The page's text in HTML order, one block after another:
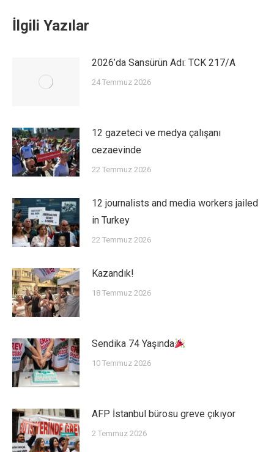
İlgili Yazılar
2026’da Sansürün Adı: TCK 217/A
24 Temmuz 2026
12 gazeteci ve medya çalışanı
cezaevinde
22 Temmuz 2026
12 journalists and media workers jailed
in Turkey
22 Temmuz 2026
Kazandık!
18 Temmuz 2026
Sendika 74 Yaşında
10 Temmuz 2026
AFP İstanbul bürosu greve çıkıyor
2 Temmuz 2026